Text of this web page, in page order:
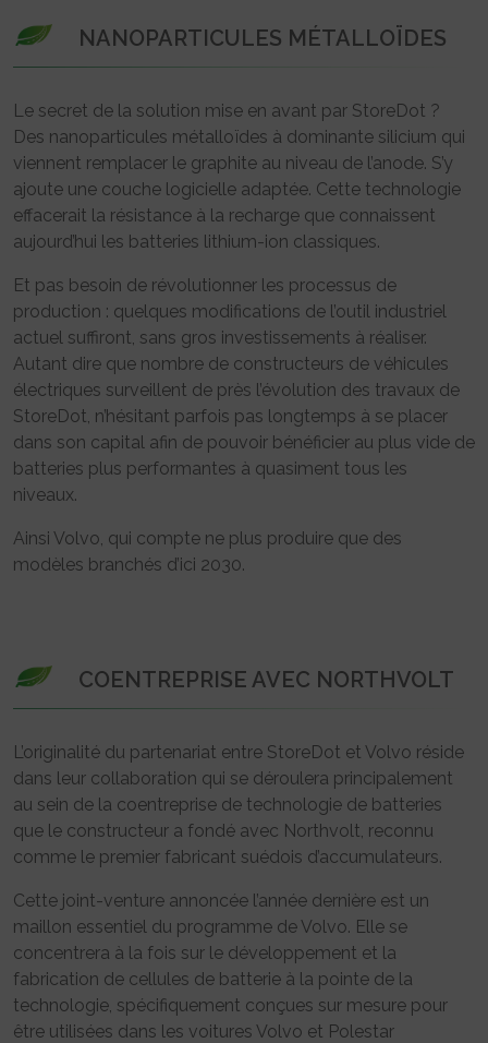
NANOPARTICULES MÉTALLOÏDES
Le secret de la solution mise en avant par StoreDot ?
Des nanoparticules métalloïdes à dominante silicium qui
viennent remplacer le graphite au niveau de l’anode. S’y
ajoute une couche logicielle adaptée. Cette technologie
effacerait la résistance à la recharge que connaissent
aujourd’hui les batteries lithium-ion classiques.
Et pas besoin de révolutionner les processus de
production : quelques modifications de l’outil industriel
actuel suffiront, sans gros investissements à réaliser.
Autant dire que nombre de constructeurs de véhicules
électriques surveillent de près l’évolution des travaux de
StoreDot, n’hésitant parfois pas longtemps à se placer
dans son capital afin de pouvoir bénéficier au plus vide de
batteries plus performantes à quasiment tous les
niveaux.
Ainsi Volvo, qui compte ne plus produire que des
modèles branchés d’ici 2030.
COENTREPRISE AVEC NORTHVOLT
L’originalité du partenariat entre StoreDot et Volvo réside
dans leur collaboration qui se déroulera principalement
au sein de la coentreprise de technologie de batteries
que le constructeur a fondé avec Northvolt, reconnu
comme le premier fabricant suédois d’accumulateurs.
Cette joint-venture annoncée l’année dernière est un
maillon essentiel du programme de Volvo. Elle se
concentrera à la fois sur le développement et la
fabrication de cellules de batterie à la pointe de la
technologie, spécifiquement conçues sur mesure pour
être utilisées dans les voitures Volvo et Polestar